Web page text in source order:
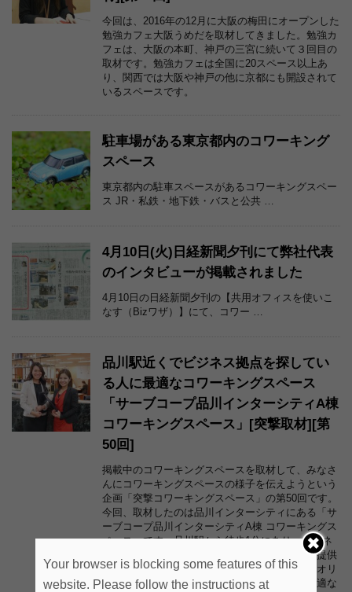
今回は、2016年の12月に大阪の梅田にオープンした
勉強カフェ大阪うめだを取材してきました。勉強カ
フェは、大阪の本町、神戸の三宮に続いて３回目の
取材です。勉強カフェは全国に20スペース以上あ
り、関西では大阪や神戸の他に京都にも開設されて
いるスペースです。
駐車場がある東京都内のコワーキング
スペース
東京都内の駐車スペースがあるコワーキングスペー
ス JR・私鉄・地下鉄・バスと公共 …
4月10日(火)日経新聞夕刊にて弊社代表
のインタビューが掲載されました
4月10日の日経新聞夕刊の【共用オフィスを使いこ
なす（Bizワザ）】にて、コワー …
品川駅近くでビジネス拠点を探してい
る人に最適なコワーキングスペース
「サーブコープ品川インターシティA棟
コワーキングスペース」[突撃取材][第
50回]
掲載中のコワーキングスペースを取材して、みなさ
んにコワーキングスペースの様子を伝えようという
企画「突撃コワーキングスペース」の第50回です。
今回、取材したのは品川インターシティにある「サ
ーブコープ品川インターシティA棟 コワーキングス
ペース」です。品川駅から徒歩1分にあり、ビジネ
スに必要な設備とサービスをハイクオリティに提供
してくれるスペースです。品川駅近くでハイクオリ
ティなビジネス拠点を探している人にとって最適な
Your browser is blocking some features of this
website. Please follow the instructions at